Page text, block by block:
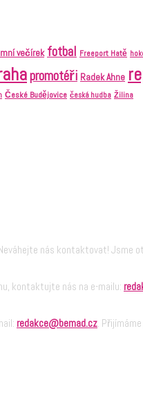
večírek fotbal Freeport Hatě
promotéři Radek Ahne
České Budějovice česká hudba Žilina
nás kontaktovat! Jsme
kontaktujte nás na e-mailu:
redakce@bemad.cz.